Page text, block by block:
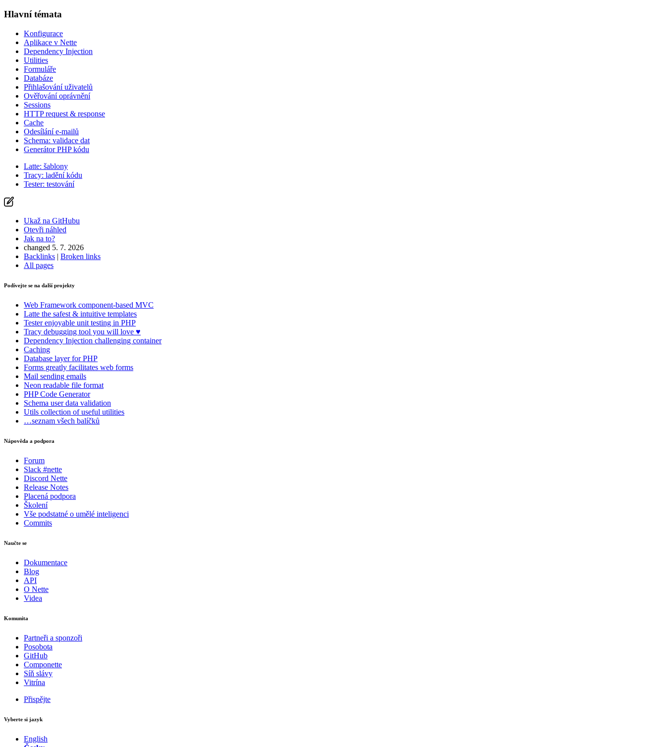
Hlavní témata
Konfigurace
Aplikace v Nette
Dependency Injection
Utilities
Formuláře
Databáze
Přihlašování uživatelů
Ověřování oprávnění
Sessions
HTTP request & response
Cache
Odesílání e-mailů
Schema: validace dat
Generátor PHP kódu
Latte: šablony
Tracy: ladění kódu
Tester: testování
Ukaž na GitHubu
Otevři náhled
Jak na to?
changed 5. 7. 2026
Backlinks | Broken links
All pages
Podívejte se na další projekty
Web Framework component-based MVC
Latte the safest & intuitive templates
Testerenjoyable unit testing in PHP
Tracy debugging tool you will love ♥
Dependency Injection challenging container
Caching
Database layer for PHP
Forms greatly facilitates web forms
Mail sending emails
Neon readable file format
PHP Code Generator
Schema user data validation
Utils collection of useful utilities
…seznam všech balíčků
Nápověda a podpora
Forum
Slack #nette
Discord Nette
Release Notes
Placená podpora
Školení
Vše podstatné o umělé inteligenci
Commits
Naučte se
Dokumentace
Blog
API
O Nette
Videa
Komunita
Partneři a sponzoři
Posobota
GitHub
Componette
Síň slávy
Vitrína
Přispějte
Vyberte si jazyk
English